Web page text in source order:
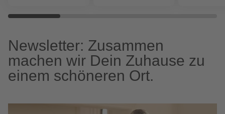
Newsletter: Zusammen
machen wir Dein Zuhause zu
einem schöneren Ort.